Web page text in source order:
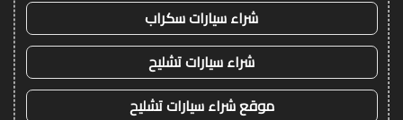
شراء سيارات سكراب
شراء سيارات تشليح
موقع شراء سيارات تشليح